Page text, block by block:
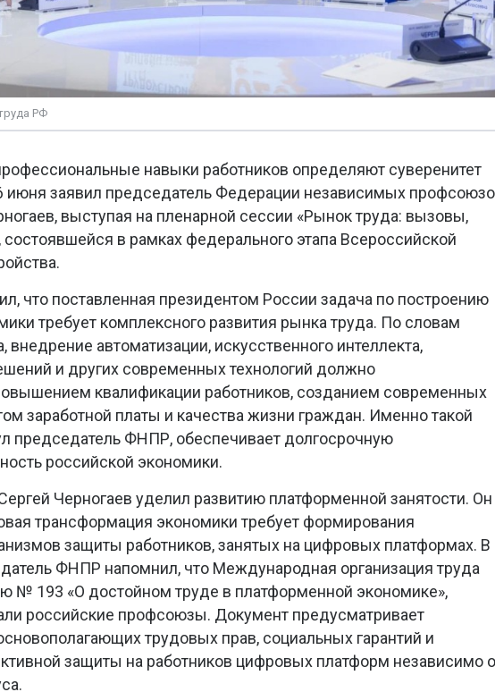
РФ
навыки работников определяют суверенитет
июня заявил председатель Федерации независимых
выступая на пленарной сессии «Рынок труда: вызовы,
в рамках федерального этапа Всероссийской
что поставленная президентом России задача по построению
требует комплексного развития рынка труда. По словам
внедрение автоматизации, искусственного интеллекта,
и других современных технологий должно
квалификации работников, созданием современных
заработной платы и качества жизни граждан. Именно такой
председатель ФНПР, обеспечивает долгосрочную
российской экономики.
Черногаев уделил развитию платформенной занятости. Он
трансформация экономики требует формирования
защиты работников, занятых на цифровых платформах. В
ФНПР напомнил, что Международная организация труда
№ 193 «О достойном труде в платформенной экономике»,
российские профсоюзы. Документ предусматривает
трудовых прав, социальных гарантий и
защиты на работников цифровых платформ независимо